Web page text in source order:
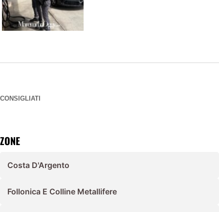
CONSIGLIATI
ZONE
Costa D'Argento
Follonica E Colline Metallifere